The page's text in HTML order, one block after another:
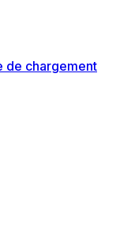
de chargement